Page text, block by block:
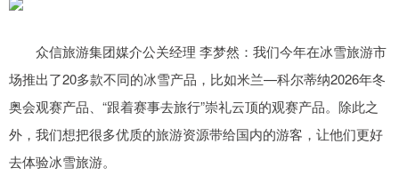
众信旅游集团媒介公关经理 李梦然：我们今年在冰雪旅游市
场推出了20多款不同的冰雪产品，比如米兰—科尔蒂纳2026年冬
奥会观赛产品、“跟着赛事去旅行”崇礼云顶的观赛产品。除此之
外，我们想把很多优质的旅游资源带给国内的游客，让他们更好
去体验冰雪旅游。